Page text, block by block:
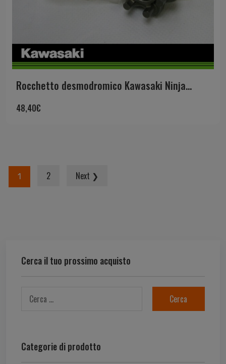
Cerca il tuo prossimo acquisto
Categorie di prodotto
Rocchetto desmodromico Kawasaki Ninja...
48,40€
1 2 Next ❯